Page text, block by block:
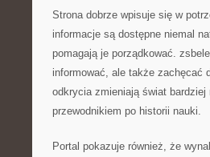
Strona dobrze wpisuje się w
informacje są dostępne niemal
pomagają je porządkować.
informować, ale także zachęcać
odkrycia zmieniają świat
przewodnikiem po historii nauki.
Portal pokazuje również, że